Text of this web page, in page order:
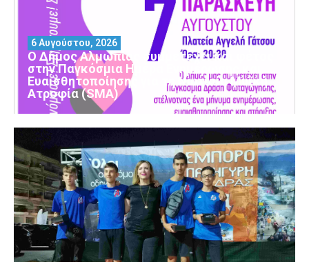
Ο Δήμος Αλμωπίας συμμετέχει και φέτος
στην Παγκόσμια Ημέρα Ενημέρωσης και
Ευαισθητοποίησης για τη Νωτιαία Μυϊκή
Ατροφία (SMA)
6 Αυγούστου, 2026